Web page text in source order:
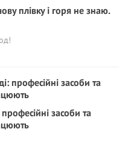
плівку і горя не знаю.
засоби та